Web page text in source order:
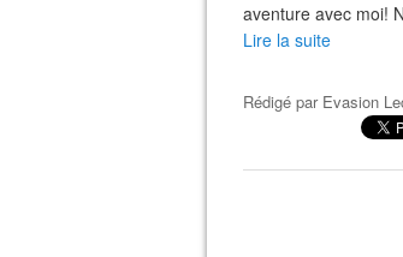
aventure avec moi!
Lire la suite
Rédigé par Evasion